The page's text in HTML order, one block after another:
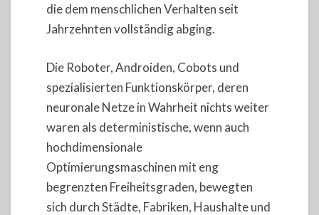
die dem menschlichen Verhalten seit
Jahrzehnten vollständig abging.
Die Roboter, Androiden, Cobots und
spezialisierten Funktionskörper, deren
neuronale Netze in Wahrheit nichts weiter
waren als deterministische, wenn auch
hochdimensionale
Optimierungsmaschinen mit eng
begrenzten Freiheitsgraden, bewegten
sich durch Städte, Fabriken, Haushalte und